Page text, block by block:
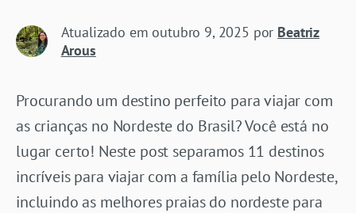
Atualizado em outubro 9, 2025 por Beatriz
Arous
Procurando um destino perfeito para viajar com
as crianças no Nordeste do Brasil? Você está no
lugar certo! Neste post separamos 11 destinos
incríveis para viajar com a família pelo Nordeste,
incluindo as melhores praias do nordeste para